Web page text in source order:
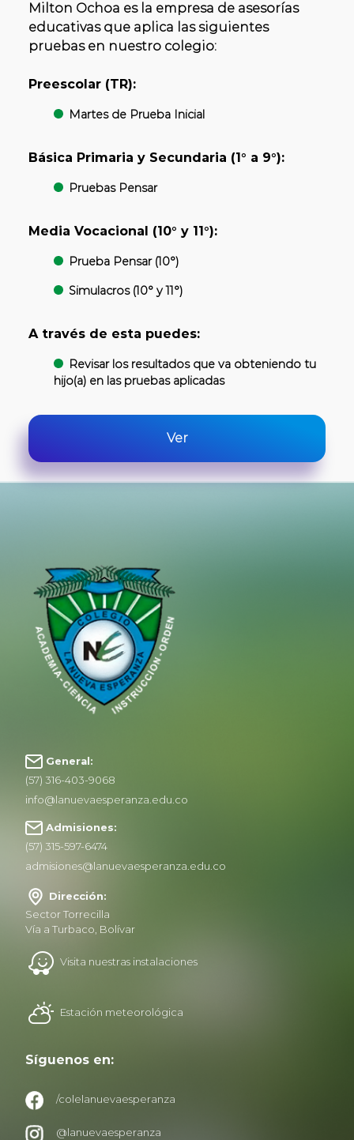
Milton Ochoa es la empresa de asesorías
educativas que aplica las siguientes
pruebas en nuestro colegio:
Preescolar (TR):
Martes de Prueba Inicial
Básica Primaria y Secundaria (1° a 9°):
Pruebas Pensar
Media Vocacional (10° y 11°):
Prueba Pensar (10°)
Simulacros (10° y 11°)
A través de esta puedes:
Revisar los resultados que va obteniendo tu
hijo(a) en las pruebas aplicadas
Ver
General:
(57) 316-403-9068
info@lanuevaesperanza.edu.co
Admisiones:
(57) 315-597-6474
admisiones@lanuevaesperanza.edu.co
Dirección:
Sector Torrecilla
Vía a Turbaco, Bolívar
Visita nuestras instalaciones
Estación meteorológica
Síguenos en:
/colelanuevaesperanza
@lanuevaesperanza